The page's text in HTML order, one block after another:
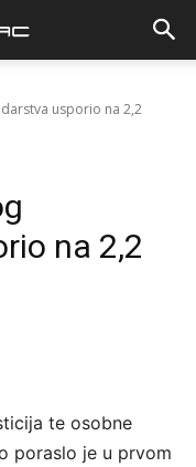
usporio na 2,2
na 2,2
te osobne
poraslo je u prvom